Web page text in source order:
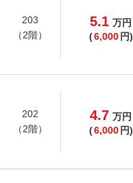
203
（2階）
5.1 万円
(6,000 円)
202
（2階）
4.7 万円
(6,000 円)